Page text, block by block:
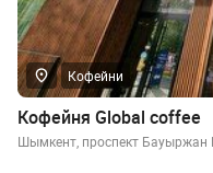
Кофейни
Кофейня Global coffee
Шымкент, проспект